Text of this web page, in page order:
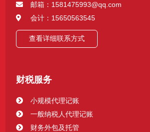
邮箱：1581475993@qq.com
会计：15650563545
查看详细联系方式
财税服务
小规模代理记账
一般纳税人代理记账
财务外包及托管